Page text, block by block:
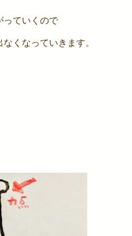
っていくので
くなっていきます。